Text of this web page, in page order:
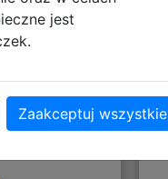
+
jest
Zaakceptuj wszystkie